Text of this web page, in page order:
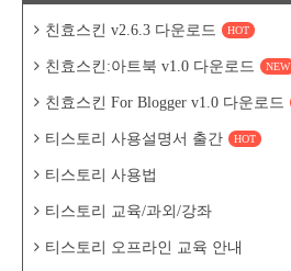
친효스킨 v2.6.3 다운로드 HOT
친효스킨:아트북 v1.0 다운로드 NEW
친효스킨 For Blogger v1.0 다운로드
티스토리 사용설명서 출간 HOT
티스토리 사용법
티스토리 교육/과외/강좌
티스토리 오프라인 교육 안내